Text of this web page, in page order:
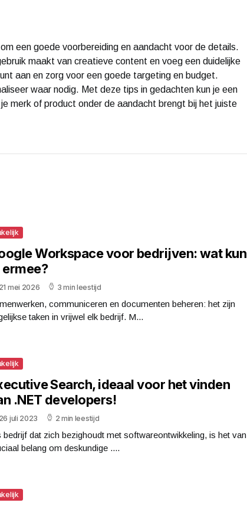
een goede voorbereiding en aandacht voor de details.
maakt van creatieve content en voeg een duidelijke
aan en zorg voor een goede targeting en budget.
waar nodig. Met deze tips in gedachten kun je een
merk of product onder de aandacht brengt bij het juiste
Workspace voor bedrijven: wat kun
ermee?
21 mei 2026 3 min leestijd
communiceren en documenten beheren: het zijn
taken in vrijwel elk bedrijf. M...
Search, ideaal voor het vinden
.NET developers!
26 juli 2023 2 min leestijd
bedrijf dat zich bezighoudt met softwareontwikkeling, is het van
belang om deskundige ....